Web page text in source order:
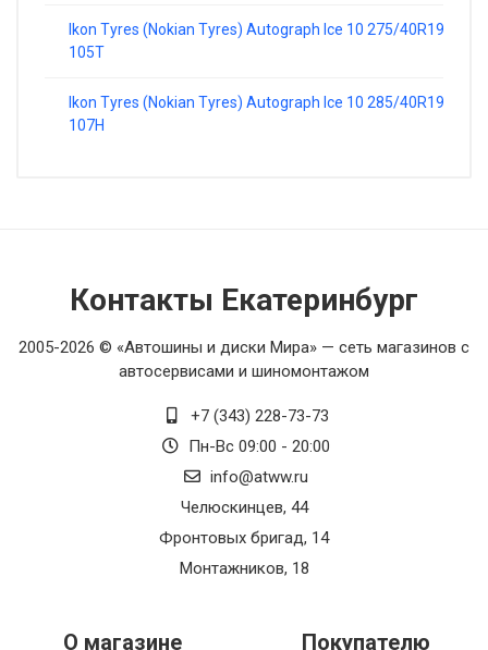
Ikon Tyres (Nokian Tyres) Autograph Ice 10 275/40R19
105T
Ikon Tyres (Nokian Tyres) Autograph Ice 10 285/40R19
107H
Контакты Екатеринбург
2005-2026 © «Автошины и диски Мира» — сеть магазинов с
автосервисами и шиномонтажом
+7 (343) 228-73-73
Пн-Вс 09:00 - 20:00
info@atww.ru
Челюскинцев, 44
Фронтовых бригад, 14
Монтажников, 18
О магазине Покупателю